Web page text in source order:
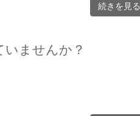
続きを見る
ませんか？